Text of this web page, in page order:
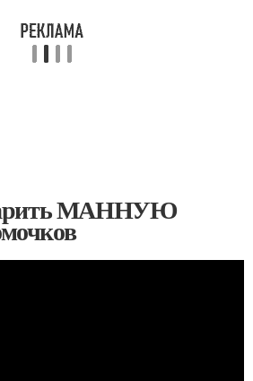
МАННУЮ